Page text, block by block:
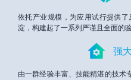
依托产业规模，为应用试行提供
淀，构建起了一系列严谨且全面的验
强
由一群经验丰富、技能精湛的技术